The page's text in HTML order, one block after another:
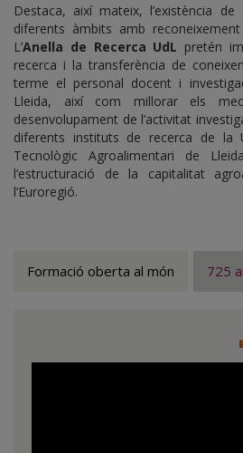
Destaca, així mateix, l’existència de
diferents àmbits amb
L’Anella de Recerca UdL pretén
recerca i la transferència de
terme el personal docent i
Lleida, així com millorar els
desenvolupament de l’activitat
diferents instituts de recerca de
Tecnològic Agroalimentari de
l’estructuració de la capitalitat
l’Euroregió.
Formació oberta al món 725